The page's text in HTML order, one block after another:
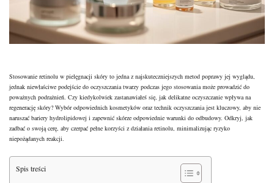
Stosowanie retinolu w pielęgnacji skóry to jedna z najskuteczniejszych metod poprawy jej wyglądu,
jednak niewłaściwe podejście do oczyszczania twarzy podczas jego stosowania może prowadzić do
poważnych podrażnień. Czy kiedykolwiek zastanawiałeś się, jak delikatne oczyszczanie wpływa na
regenerację skóry? Wybór odpowiednich kosmetyków oraz technik oczyszczania jest kluczowy, aby nie
naruszać bariery hydrolipidowej i zapewnić skórze odpowiednie warunki do odbudowy. Odkryj, jak
zadbać o swoją cerę, aby czerpać pełne korzyści z działania retinolu, minimalizując ryzyko
niepożądanych reakcji.
Spis treści